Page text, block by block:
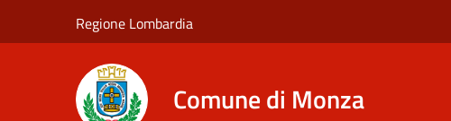
Regione Lombardia
Comune di Monza